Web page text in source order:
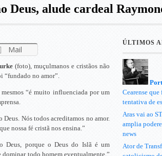
Deus, alude cardeal
Mail
(foto), muçulmanos e cristãos não
“fundado no amor”.
“é muito influenciada por um
Deus. Nós todos acreditamos no amor.
nossa fé cristã nos ensina.”
Deus, porque o Deus do Islã é um
dominar todo homem eventualmente.”
ÚLTIMOS
Cearense que
tentativa de
Aras vai ao
amplia
news
Ator de